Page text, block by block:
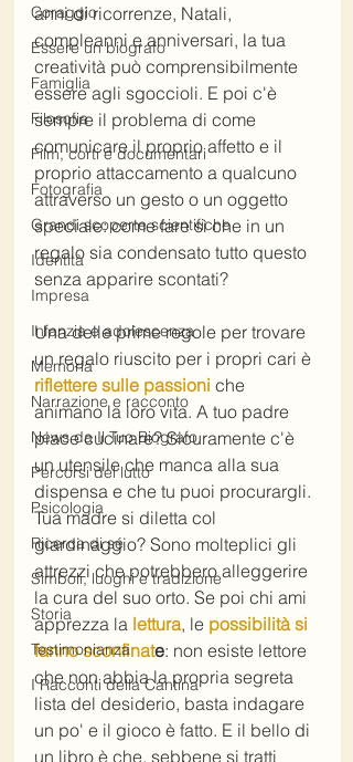
Coraggio
Essere un biografo
Famiglia
Filosofia
Film, corti e documentari
Fotografia
Grandi scoperte scientifiche
Identità
Impresa
Infanzia e adolescenza
Memoria
Narrazione e racconto
News da Il Tuo Biografo
Percorsi del lutto
Psicologia
Ricerca di sé
Simboli, luoghi e tradizione
Storia
Testimonianza
I Racconti della Cantina
anni di ricorrenze, Natali,
compleanni e anniversari, la tua
creatività può comprensibilmente
essere agli sgoccioli. E poi c'è
sempre il problema di come
comunicare il proprio affetto e il
proprio attaccamento a qualcuno
attraverso un gesto o un oggetto
speciale: come fare sì che in un
regalo sia condensato tutto questo
senza apparire scontati?
Una delle prime regole per trovare
un regalo riuscito per i propri cari è
riflettere sulle passioni che
animano la loro vita. A tuo padre
piace cucinare? Sicuramente c'è
un utensile che manca alla sua
dispensa e che tu puoi procurargli.
Tua madre si diletta col
giardinaggio? Sono molteplici gli
attrezzi che potrebbero alleggerire
la cura del suo orto. Se poi chi ami
apprezza la lettura, le possibilità si
fanno sconfinate: non esiste lettore
che non abbia la propria segreta
lista del desiderio, basta indagare
un po' e il gioco è fatto. E il bello di
un libro è che, sebbene si tratti